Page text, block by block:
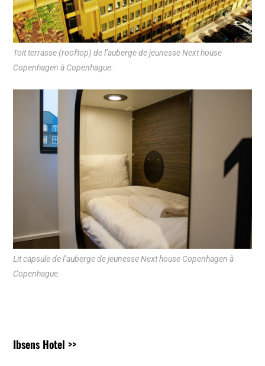
Toit terrasse (rooftop) de l’auberge de jeunesse Next house
Copenhagen à Copenhague.
Lit capsule de l’auberge de jeunesse Next house Copenhagen à
Copenhague.
Ibsens Hotel >>